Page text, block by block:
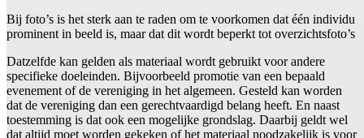
Bij foto’s is het sterk aan te raden om te voorkomen dat één individu
prominent in beeld is, maar dat dit wordt beperkt tot overzichtsfoto’s
Datzelfde kan gelden als materiaal wordt gebruikt voor andere
specifieke doeleinden. Bijvoorbeeld promotie van een bepaald
evenement of de vereniging in het algemeen. Gesteld kan worden
dat de vereniging dan een gerechtvaardigd belang heeft. En naast
toestemming is dat ook een mogelijke grondslag. Daarbij geldt wel
dat altijd moet worden gekeken of het materiaal noodzakelijk is voor